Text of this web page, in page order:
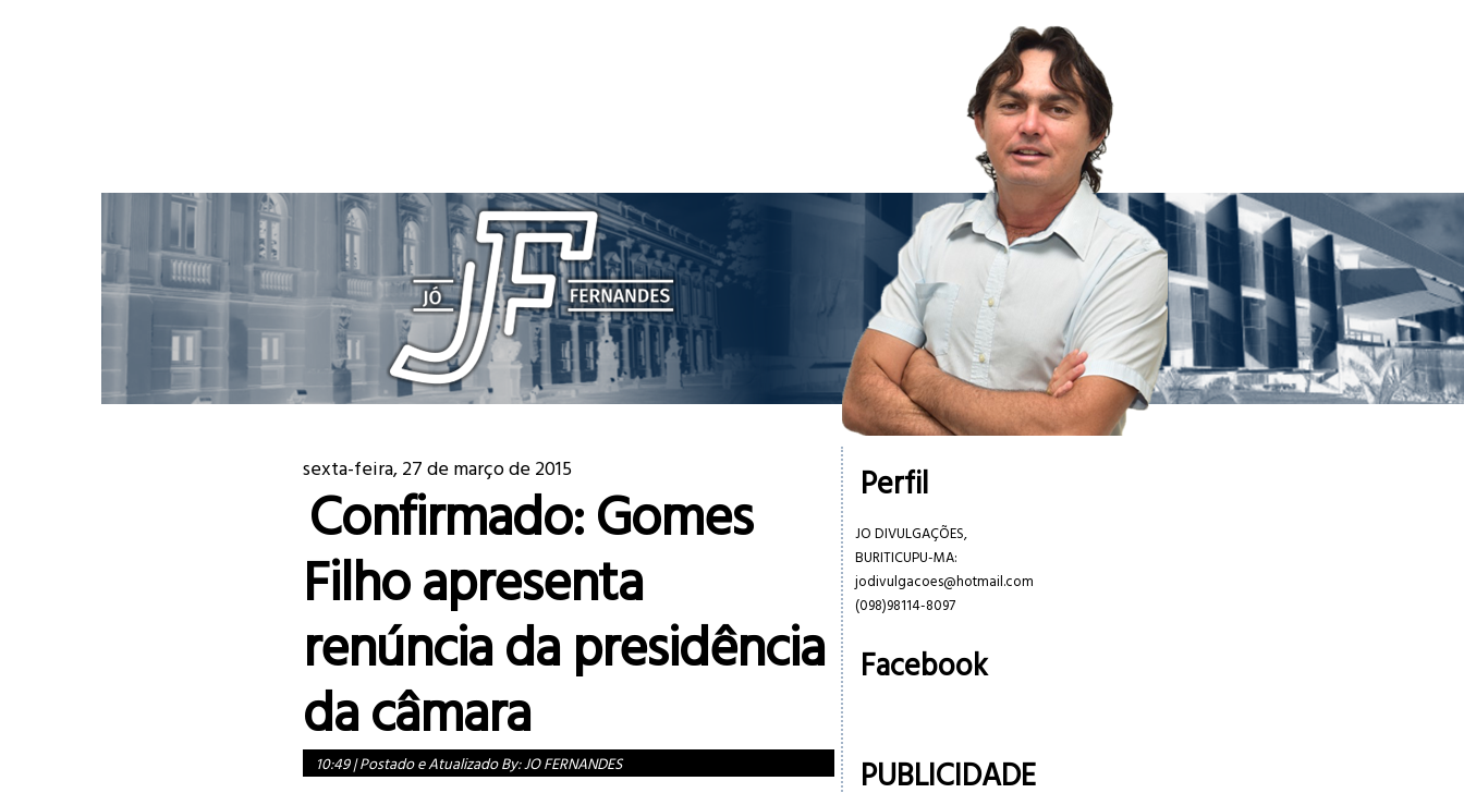
sexta-feira, 27 de março de 2015
Confirmado: Gomes
Filho apresenta
renúncia da presidência
da câmara
10:49|Postado e Atualizado By:JO FERNANDES
Perfil
JO DIVULGAÇÕES,
BURITICUPU-MA:
jodivulgacoes@hotmail.com
(098)98114-8097
Facebook
PUBLICIDADE